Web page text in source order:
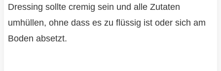
Dressing sollte cremig sein und alle Zutaten
umhüllen, ohne dass es zu flüssig ist oder sich am
Boden absetzt.